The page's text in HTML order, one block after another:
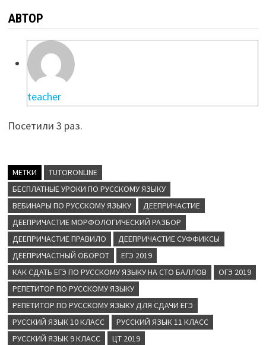
АВТОР
teacher
Посетили 3 раз.
МЕТКИ
TUTORONLINE
БЕСПЛАТНЫЕ УРОКИ ПО РУССКОМУ ЯЗЫКУ
ВЕБИНАРЫ ПО РУССКОМУ ЯЗЫКУ
ДЕЕПРИЧАСТИЕ
ДЕЕПРИЧАСТИЕ МОРФОЛОГИЧЕСКИЙ РАЗБОР
ДЕЕПРИЧАСТИЕ ПРАВИЛО
ДЕЕПРИЧАСТИЕ СУФФИКСЫ
ДЕЕПРИЧАСТНЫЙ ОБОРОТ
ЕГЭ 2019
КАК СДАТЬ ЕГЭ ПО РУССКОМУ ЯЗЫКУ НА СТО БАЛЛОВ
ОГЭ 2019
РЕПЕТИТОР ПО РУССКОМУ ЯЗЫКУ
РЕПЕТИТОР ПО РУССКОМУ ЯЗЫКУ ДЛЯ СДАЧИ ЕГЭ
РУССКИЙ ЯЗЫК 10 КЛАСС
РУССКИЙ ЯЗЫК 11 КЛАСС
РУССКИЙ ЯЗЫК 9 КЛАСС
ЦТ 2019